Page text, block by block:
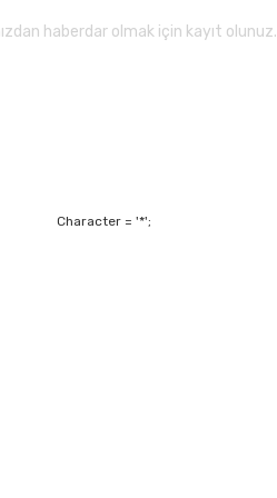
haberdar olmak için kayıt olunuz.
Character = '*';